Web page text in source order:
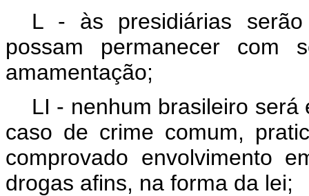
L - às presidiárias serão
possam permanecer com
amamentação;
LI - nenhum brasileiro
caso de crime comum,
comprovado envolvimento
drogas afins, na forma da lei;